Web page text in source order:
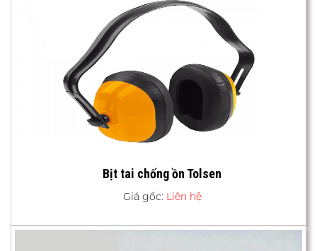
Bịt tai chống ồn Tolsen
Giá gốc: Liên hệ